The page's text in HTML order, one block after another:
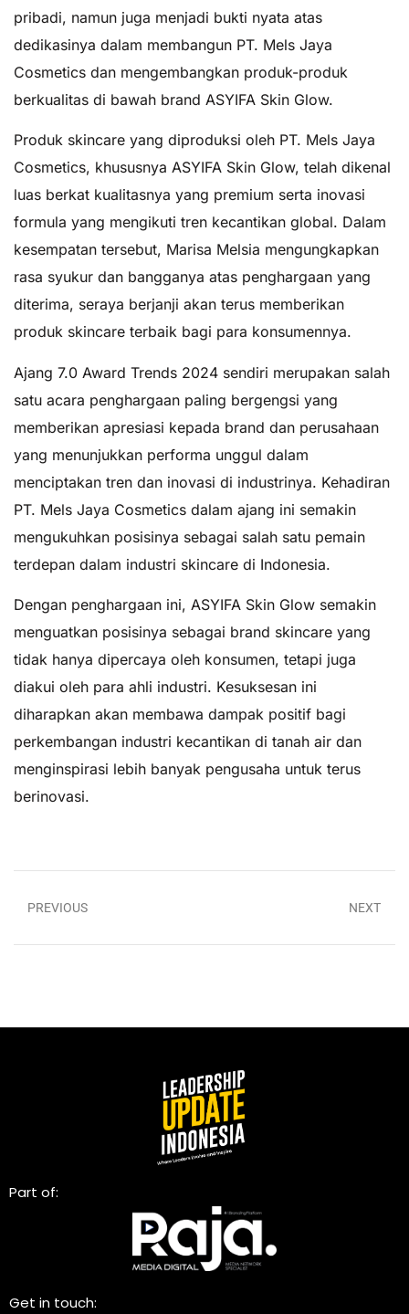
pribadi, namun juga menjadi bukti nyata atas
dedikasinya dalam membangun PT. Mels Jaya
Cosmetics dan mengembangkan produk-produk
berkualitas di bawah brand ASYIFA Skin Glow.
Produk skincare yang diproduksi oleh PT. Mels Jaya
Cosmetics, khususnya ASYIFA Skin Glow, telah dikenal
luas berkat kualitasnya yang premium serta inovasi
formula yang mengikuti tren kecantikan global. Dalam
kesempatan tersebut, Marisa Melsia mengungkapkan
rasa syukur dan bangganya atas penghargaan yang
diterima, seraya berjanji akan terus memberikan
produk skincare terbaik bagi para konsumennya.
Ajang 7.0 Award Trends 2024 sendiri merupakan salah
satu acara penghargaan paling bergengsi yang
memberikan apresiasi kepada brand dan perusahaan
yang menunjukkan performa unggul dalam
menciptakan tren dan inovasi di industrinya. Kehadiran
PT. Mels Jaya Cosmetics dalam ajang ini semakin
mengukuhkan posisinya sebagai salah satu pemain
terdepan dalam industri skincare di Indonesia.
Dengan penghargaan ini, ASYIFA Skin Glow semakin
menguatkan posisinya sebagai brand skincare yang
tidak hanya dipercaya oleh konsumen, tetapi juga
diakui oleh para ahli industri. Kesuksesan ini
diharapkan akan membawa dampak positif bagi
perkembangan industri kecantikan di tanah air dan
menginspirasi lebih banyak pengusaha untuk terus
berinovasi.
PREVIOUS NEXT
Part of:
Get in touch: